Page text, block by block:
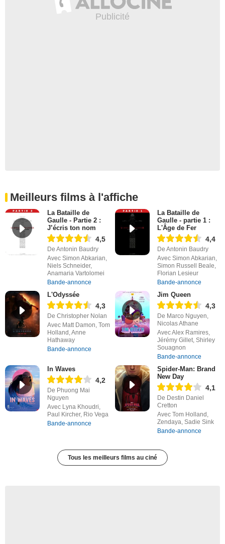
Meilleurs films à l'affiche
La Bataille de
Gaulle - Partie 2 :
J’écris ton nom
4,5
De Antonin Baudry
Avec Simon Abkarian,
Niels Schneider,
Anamaria Vartolomei
Bande-annonce
La Bataille de
Gaulle - partie 1 :
L'Âge de Fer
4,4
De Antonin Baudry
Avec Simon Abkarian,
Simon Russell Beale,
Florian Lesieur
Bande-annonce
L'Odyssée
4,3
De Christopher Nolan
Avec Matt Damon, Tom
Holland, Anne
Hathaway
Bande-annonce
Jim Queen
4,3
De Marco Nguyen,
Nicolas Athane
Avec Alex Ramires,
Jérémy Gillet, Shirley
Souagnon
Bande-annonce
In Waves
4,2
De Phuong Mai
Nguyen
Avec Lyna Khoudri,
Paul Kircher, Rio Vega
Bande-annonce
Spider-Man: Brand
New Day
4,1
De Destin Daniel
Cretton
Avec Tom Holland,
Zendaya, Sadie Sink
Bande-annonce
Tous les meilleurs films au ciné